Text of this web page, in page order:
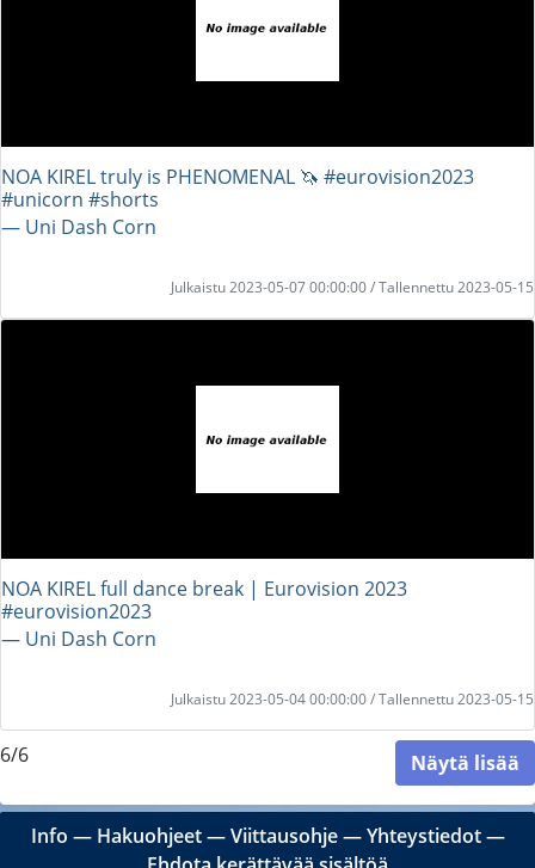
NOA KIREL truly is PHENOMENAL 🦄 #eurovision2023
#unicorn #shorts
― Uni Dash Corn
Julkaistu 2023-05-07 00:00:00 / Tallennettu 2023-05-15
NOA KIREL full dance break | Eurovision 2023
#eurovision2023
― Uni Dash Corn
Julkaistu 2023-05-04 00:00:00 / Tallennettu 2023-05-15
6/6 Näytä lisää
Info ― Hakuohjeet―Viittausohje―Yhteystiedot―